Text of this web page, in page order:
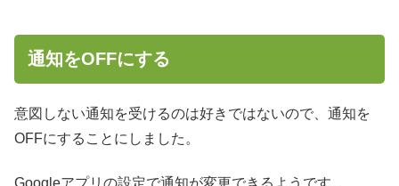
通知をOFFにする
意図しない通知を受けるのは好きではないので、通知を
OFFにすることにしました。
Googleアプリの設定で通知が変更できるようです。